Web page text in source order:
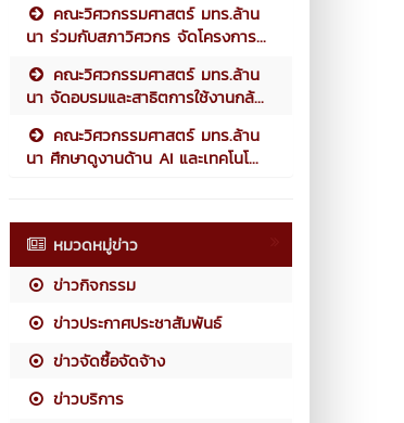
คณะวิศวกรรมศาสตร์ มทร.ล้าน
นา ร่วมกับสภาวิศวกร จัดโครงการ...
คณะวิศวกรรมศาสตร์ มทร.ล้าน
นา จัดอบรมและสาธิตการใช้งานกล้...
คณะวิศวกรรมศาสตร์ มทร.ล้าน
นา ศึกษาดูงานด้าน AI และเทคโนโ...
หมวดหมู่ข่าว
ข่าวกิจกรรม
ข่าวประกาศประชาสัมพันธ์
ข่าวจัดซื้อจัดจ้าง
ข่าวบริการ